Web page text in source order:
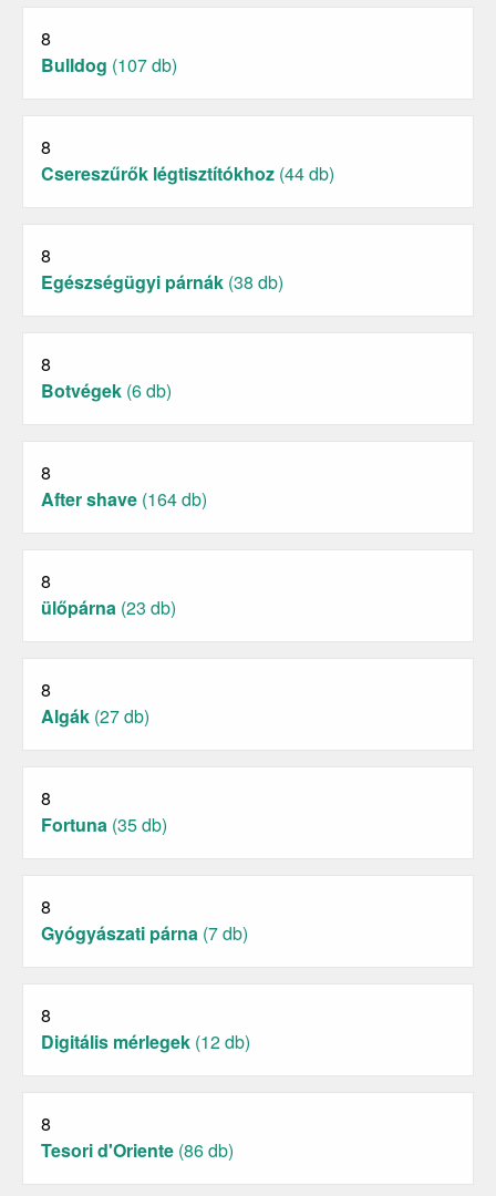
8
Bulldog (107 db)
8
Csereszűrők légtisztítókhoz (44 db)
8
Egészségügyi párnák (38 db)
8
Botvégek (6 db)
8
After shave (164 db)
8
ülőpárna (23 db)
8
Algák (27 db)
8
Fortuna (35 db)
8
Gyógyászati párna (7 db)
8
Digitális mérlegek (12 db)
8
Tesori d'Oriente (86 db)